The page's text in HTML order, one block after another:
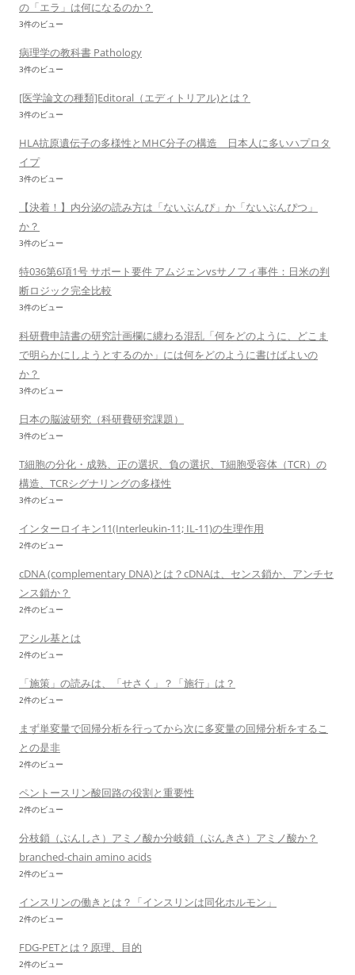
の「エラ」は何になるのか？
3件のビュー
病理学の教科書 Pathology
3件のビュー
[医学論文の種類]Editoral（エディトリアル)とは？
3件のビュー
HLA抗原遺伝子の多様性とMHC分子の構造 日本人に多いハプロタ
イプ
3件のビュー
【決着！】内分泌の読み方は「ないぶんぴ」か「ないぶんぴつ」
か？
3件のビュー
特036第6項1号 サポート要件 アムジェンvsサノフィ事件：日米の判
断ロジック完全比較
3件のビュー
科研費申請書の研究計画欄に纏わる混乱「何をどのように、どこま
で明らかにしようとするのか」には何をどのように書けばよいの
か？
3件のビュー
日本の脳波研究（科研費研究課題）
3件のビュー
T細胞の分化・成熟、正の選択、負の選択、T細胞受容体（TCR）の
構造、TCRシグナリングの多様性
3件のビュー
インターロイキン11(Interleukin-11; IL-11)の生理作用
2件のビュー
cDNA (complementary DNA)とは？cDNAは、センス鎖か、アンチセ
ンス鎖か？
2件のビュー
アシル基とは
2件のビュー
「施策」の読みは、「せさく」？「施行」は？
2件のビュー
まず単変量で回帰分析を行ってから次に多変量の回帰分析をするこ
との是非
2件のビュー
ペントースリン酸回路の役割と重要性
2件のビュー
分枝鎖（ぶんしさ）アミノ酸か分岐鎖（ぶんきさ）アミノ酸か？
branched-chain amino acids
2件のビュー
インスリンの働きとは？「インスリンは同化ホルモン」
2件のビュー
FDG-PETとは？原理、目的
2件のビュー